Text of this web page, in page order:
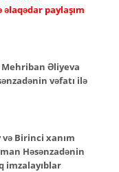
əlaqədar paylaşım
Əliyeva
vəfatı ilə
Birinci xanım
Həsənzadənin
imzalayıblar